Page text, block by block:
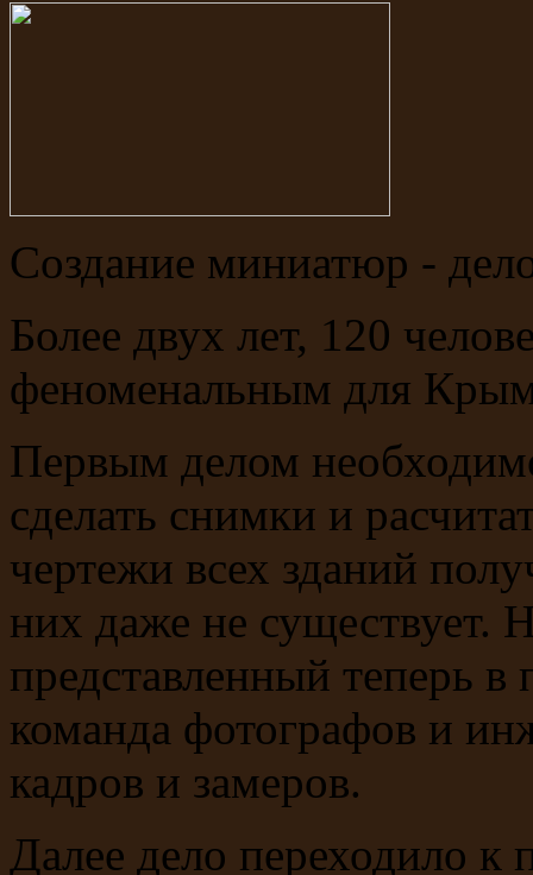
Создание миниатюр -
Более двух лет, 120
феноменальным для
Первым делом
сделать снимки и
чертежи всех зданий
них даже не существует.
представленный теперь
команда фотографов и
кадров и замеров.
Далее дело переходило